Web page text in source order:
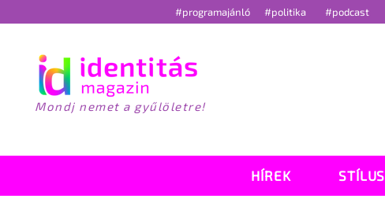
#programajánló #politika #podcast
Mondj nemet a gyűlöletre!
HÍREK STÍLUS